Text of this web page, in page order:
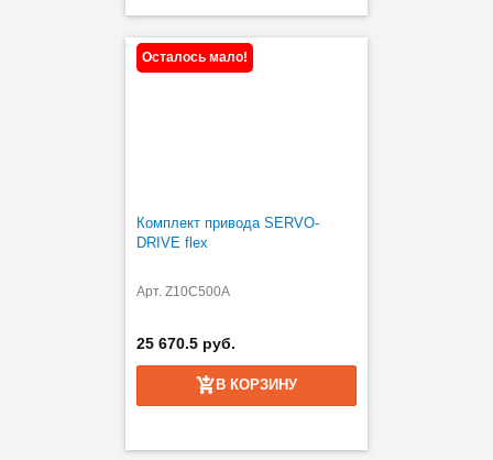
Осталось мало!
Комплект привода SERVO-
DRIVE flex
Арт. Z10C500A
25 670.5 руб.
В КОРЗИНУ